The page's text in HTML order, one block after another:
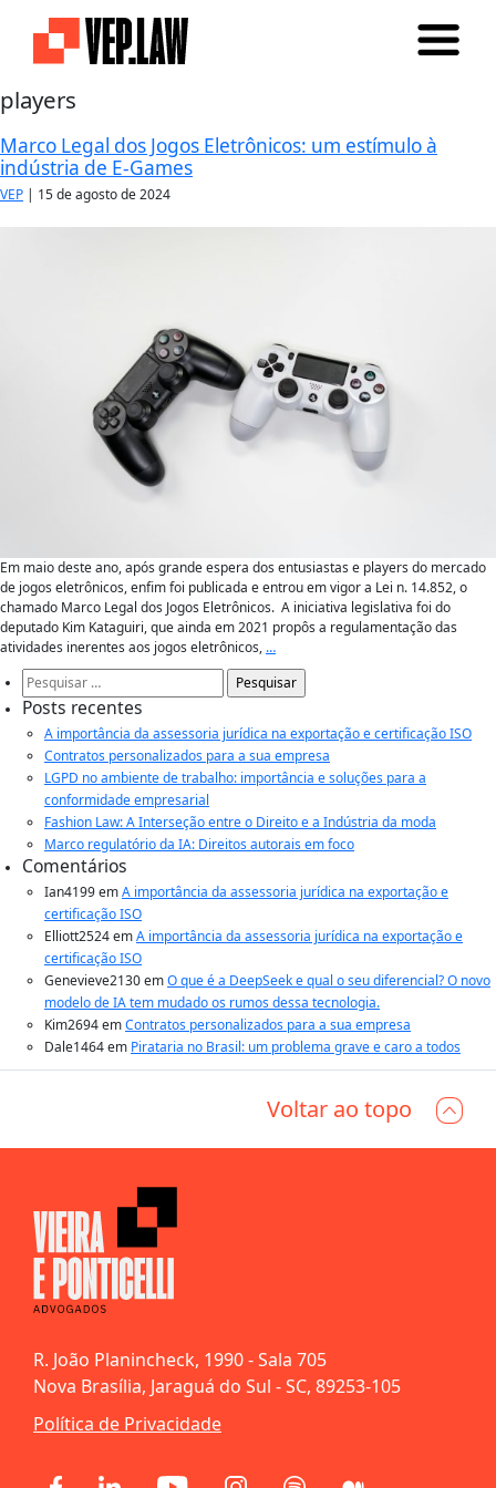
players
Marco Legal dos Jogos Eletrônicos: um estímulo à
indústria de E-Games
VEP | 15 de agosto de 2024
Em maio deste ano, após grande espera dos entusiastas e players do mercado
de jogos eletrônicos, enfim foi publicada e entrou em vigor a Lei n. 14.852, o
chamado Marco Legal dos Jogos Eletrônicos. A iniciativa legislativa foi do
deputado Kim Kataguiri, que ainda em 2021 propôs a regulamentação das
atividades inerentes aos jogos eletrônicos, …
Pesquisar
por:
Posts recentes
A importância da assessoria jurídica na exportação e certificação ISO
Contratos personalizados para a sua empresa
LGPD no ambiente de trabalho: importância e soluções para a
conformidade empresarial
Fashion Law: A Interseção entre o Direito e a Indústria da moda
Marco regulatório da IA: Direitos autorais em foco
Comentários
Ian4199emA importância da assessoria jurídica na exportação e
certificação ISO
Elliott2524emA importância da assessoria jurídica na exportação e
certificação ISO
Genevieve2130emO que é a DeepSeek e qual o seu diferencial? O novo
modelo de IA tem mudado os rumos dessa tecnologia.
Kim2694emContratos personalizados para a sua empresa
Dale1464em Pirataria no Brasil: um problema grave e caro a todos
Voltar ao topo
R. João Planincheck, 1990 - Sala 705
Nova Brasília, Jaraguá do Sul - SC, 89253-105
Política de Privacidade